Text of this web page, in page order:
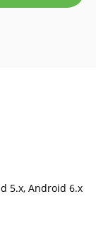
5.x, Android 6.x